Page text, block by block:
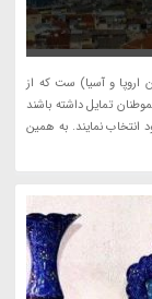
اروپا و آسیا) ست که از
تمایل داشته باشند
انتخاب نمایند. به همین